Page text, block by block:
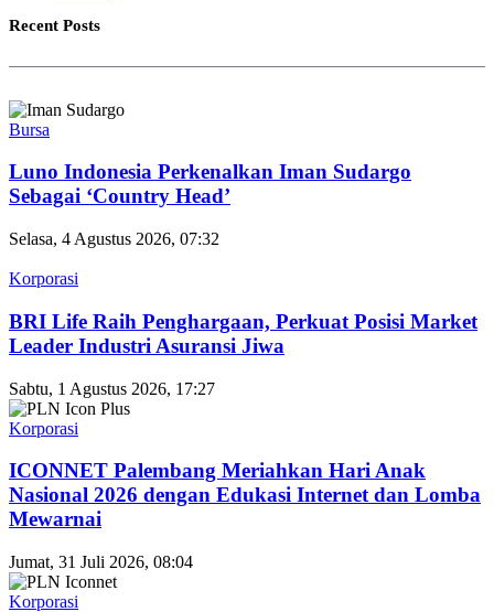
Recent Posts
Bursa
Luno Indonesia Perkenalkan Iman Sudargo
Sebagai ‘Country Head’
Selasa, 4 Agustus 2026, 07:32
Korporasi
BRI Life Raih Penghargaan, Perkuat Posisi Market
Leader Industri Asuransi Jiwa
Sabtu, 1 Agustus 2026, 17:27
Korporasi
ICONNET Palembang Meriahkan Hari Anak
Nasional 2026 dengan Edukasi Internet dan Lomba
Mewarnai
Jumat, 31 Juli 2026, 08:04
Korporasi